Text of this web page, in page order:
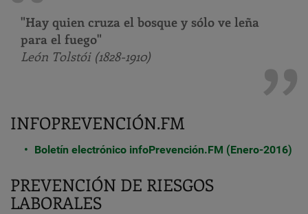
"Hay quien cruza el bosque y sólo ve leña
para el fuego"
León Tolstói (1828-1910)
INFOPREVENCIÓN.FM
Boletín electrónico infoPrevención.FM (Enero-2016)
PREVENCIÓN DE RIESGOS
LABORALES